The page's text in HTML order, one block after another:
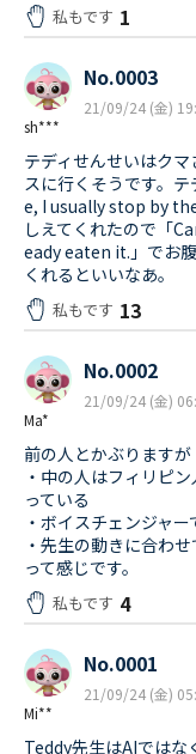
私もです 1
sh***
No.0003
21/09/24 (金)
テディせんせいはク
スに行くそうです。
e, I usually stop by
しえてくれたので「
eady eaten it.」でお
くれるといいなあ。
私もです 13
Ma*
No.0002
21/09/24 (金)
前の人とかぶりますが
・中の人はフィリピ
っている
・ボイスチェンジャ
・先生の動きに合わ
って感じです。
私もです 4
Mi**
No.0001
21/09/24 (金)
Teddy先生はAIではな